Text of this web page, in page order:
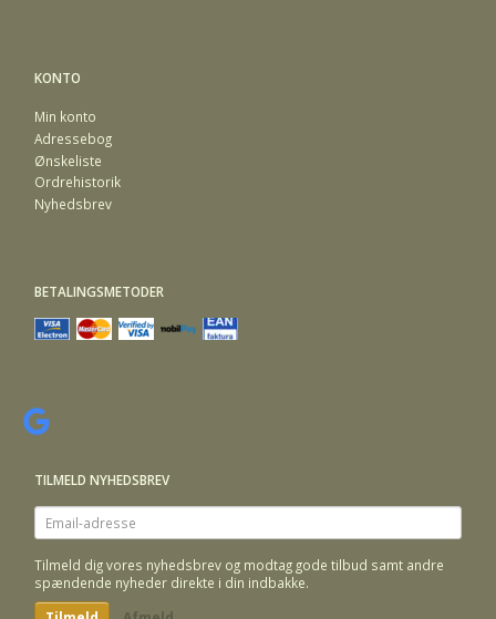
KONTO
Min konto
Adressebog
Ønskeliste
Ordrehistorik
Nyhedsbrev
BETALINGSMETODER
TILMELD NYHEDSBREV
Email-
adresse
Tilmeld dig vores nyhedsbrev og modtag gode tilbud samt andre
spændende nyheder direkte i din indbakke.